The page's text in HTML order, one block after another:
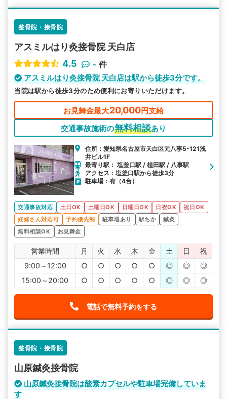
整骨院・接骨院
アスミルはり灸接骨院 天白店
4.5
- 件
アスミルはり灸接骨院 天白店は駅から徒歩3分です。
当院は駅から徒歩3分のため便利にお寄りいただけます。
お見舞金最大20,000円支給
交通事故施術の無料相談あり
住所：愛知県名古屋市天白区元八事5-121浅
井ビル1F
最寄り駅： 塩釜口駅 / 植田駅 / 八事駅
アクセス：塩釜口駅から徒歩3分
駐車場：有（4台）
交通事故対応 土日OK 土曜日OK 日曜日OK 日祝OK
祝日OK
妊婦さん対応可
予約優先制 駐車場あり 駅ちか
鍼灸
無料相談OK
お見舞金
営業時間 月 火 水 木 金 土 日
祝
9:00～12:00
○ ○ ○ ○ ○ ◎ ◎
◎
15:00～20:00
○ ○ ○ ○ ○ ◎ ◎ ◎
電話で無料予約をする
整骨院・接骨院
山原鍼灸接骨院
山原鍼灸接骨院は酸素カプセルや駐車場完備していま
す